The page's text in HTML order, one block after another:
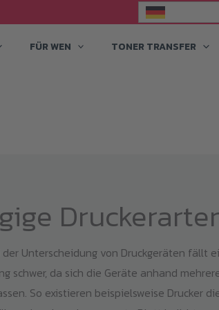
FÜR WEN
TONER TRANSFER
Unterscheidung von Druckgeräten fällt
schwer, da sich die Geräte anhand
So existieren beispielsweise Drucker